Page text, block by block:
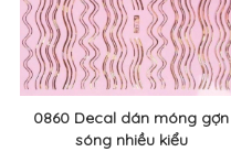
0860 Decal dán móng gợn
sóng nhiều kiểu